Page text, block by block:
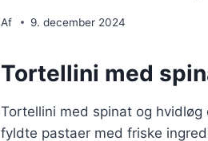
Af 9. december 2024
Tortellini med
Tortellini med spinat og
fyldte pastaer med friske